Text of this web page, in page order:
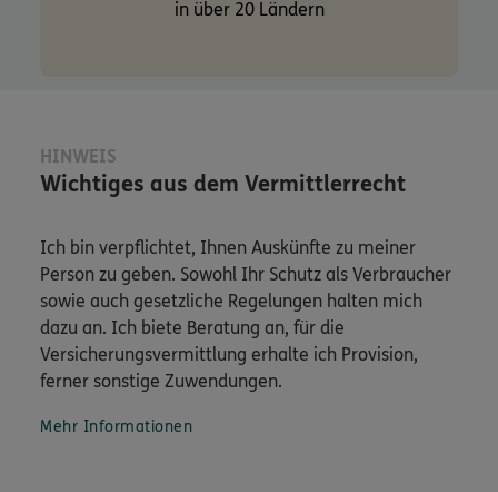
in über 20 Ländern
HINWEIS
Wichtiges aus dem Vermittlerrecht
Ich bin verpflichtet, Ihnen Auskünfte zu meiner
Person zu geben. Sowohl Ihr Schutz als Verbraucher
sowie auch gesetzliche Regelungen halten mich
dazu an. Ich biete Beratung an, für die
Versicherungsvermittlung erhalte ich Provision,
ferner sonstige Zuwendungen.
Mehr Informationen